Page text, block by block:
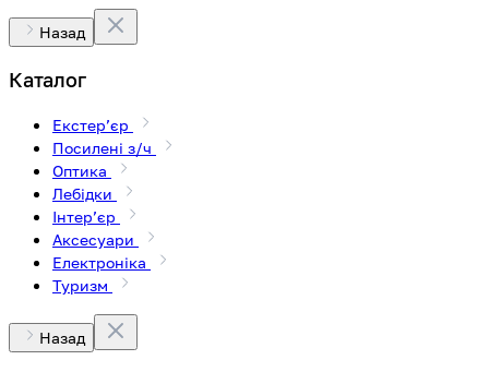
Назад
Каталог
Екстерʼєр
Посилені з/ч
Оптика
Лебідки
Інтерʼєр
Аксесуари
Електроніка
Туризм
Назад